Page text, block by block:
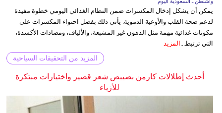
يمكن أن يشكل إدخال المكسرات ضمن النظام الغذائي اليومي خطوة مفيدة
لدعم صحة القلب والأوعية الدموية. يأتي ذلك بفضل احتواء المكسرات على
مكونات غذائية مهمة مثل الدهون غير المشبعة، والألياف، ومضادات الأكسدة،
التي ترتبط...
المزيد
المزيد من التحقيقات السياحية
أحدث إطلالات كارمن بصيبص شعر قصير واختيارات مبتكرة
للأزياء